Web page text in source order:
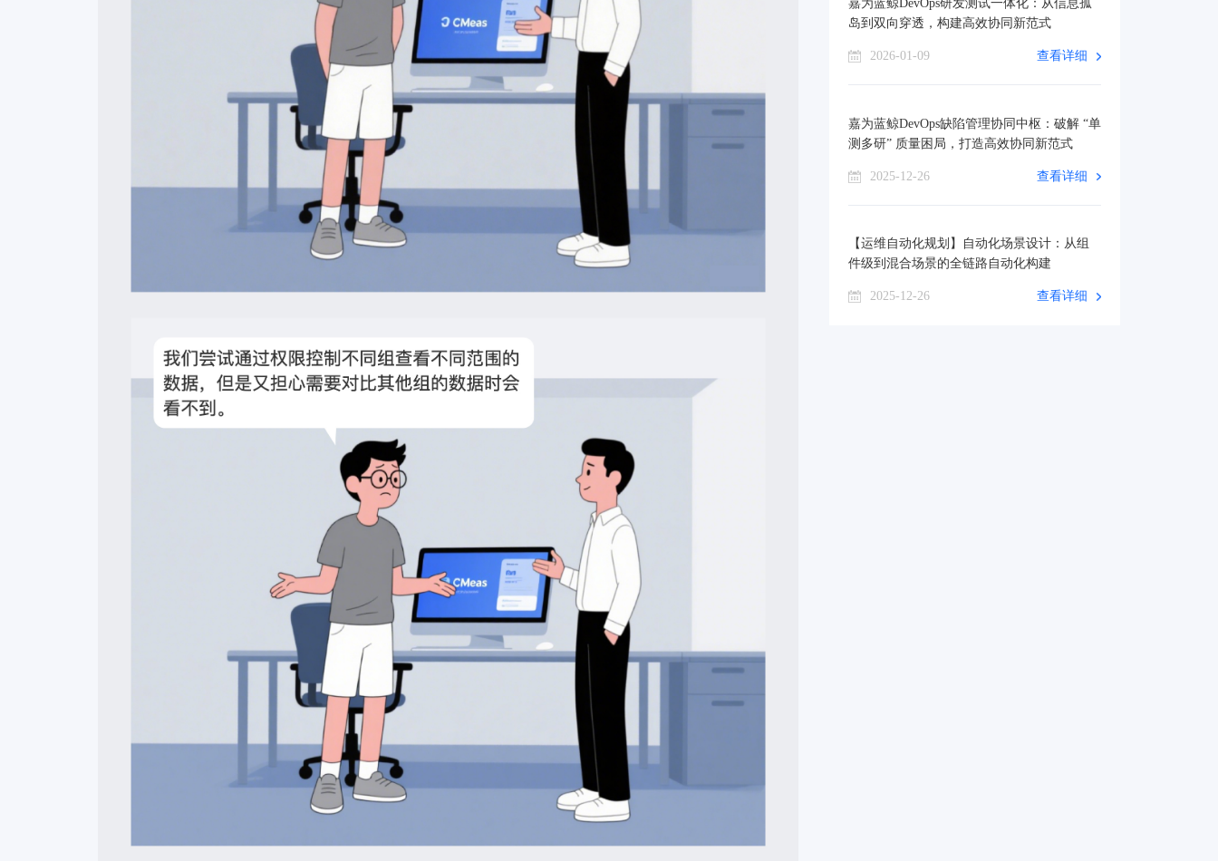
嘉为蓝鲸DevOps研发测试一体化：从信息孤
岛到双向穿透，构建高效协同新范式
2026-01-09 查看详细
嘉为蓝鲸DevOps缺陷管理协同中枢：破解 “单
测多研” 质量困局，打造高效协同新范式
2025-12-26 查看详细
【运维自动化规划】自动化场景设计：从组
件级到混合场景的全链路自动化构建
2025-12-26 查看详细